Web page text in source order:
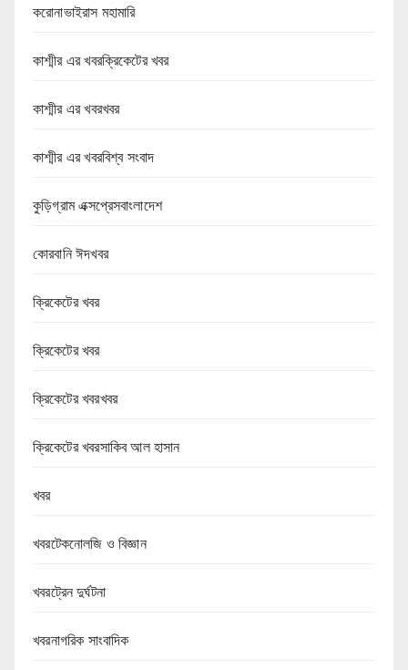
করোনাভাইরাস মহামারি
কাশ্মীর এর খবরক্রিকেটের খবর
কাশ্মীর এর খবরখবর
কাশ্মীর এর খবরবিশ্ব সংবাদ
কুড়িগ্রাম এক্সপ্রেসবাংলাদেশ
কোরবানি ঈদখবর
ক্রিকেটের খবর
ক্রিকেটের খবর
ক্রিকেটের খবরখবর
ক্রিকেটের খবরসাকিব আল হাসান
খবর
খবরটেকনোলজি ও বিজ্ঞান
খবরট্রেন দুর্ঘটনা
খবরনাগরিক সাংবাদিক